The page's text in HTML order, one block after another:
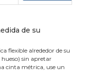
de su
flexible alrededor de su
sin apretar
cinta métrica, use un